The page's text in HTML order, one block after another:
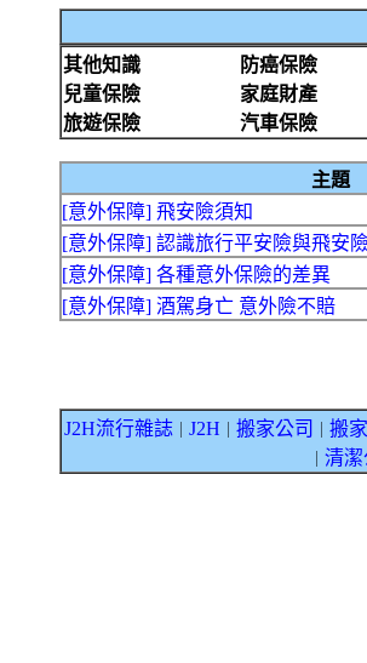
其他知識
防癌保險
兒童保險
家庭財產
旅遊保險
汽車保險
主題
[意外保障] 飛安險須知
[意外保障] 認識旅行平安險與飛安
[意外保障] 各種意外保險的差異
[意外保障] 酒駕身亡 意外險不賠
J2H流行雜誌 J2H 搬家公司 搬
清潔